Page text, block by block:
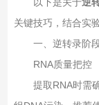
关键技巧，结合实
一、‌逆转录阶段
RNA质量把控‌
提取RNA时需确